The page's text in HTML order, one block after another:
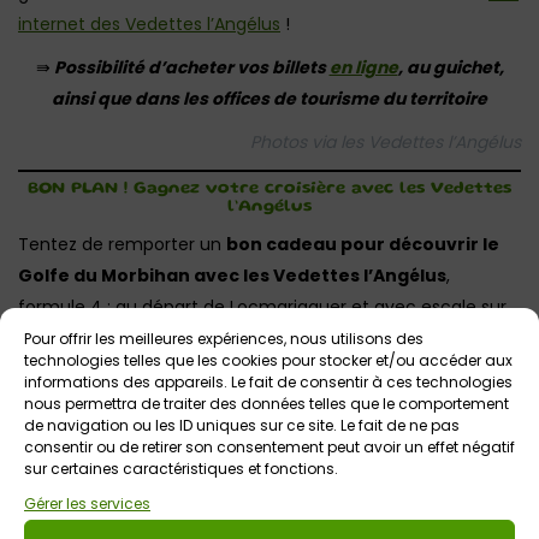
Pour offrir les meilleures expériences, nous utilisons des
technologies telles que les cookies pour stocker et/ou accéder aux
informations des appareils. Le fait de consentir à ces technologies
nous permettra de traiter des données telles que le comportement
de navigation ou les ID uniques sur ce site. Le fait de ne pas
consentir ou de retirer son consentement peut avoir un effet négatif
sur certaines caractéristiques et fonctions.
Gérer les services
internet des Vedettes l’Angélus !
⇛ Possibilité d’acheter vos billetsen ligne, au guichet,
ainsi que dans les offices de tourisme du territoire
Photos via les Vedettes l’Angélus
BON PLAN ! Gagnez votre croisière avec les Vedettes
l’Angélus
Tentez de remporter un bon cadeau pour découvrir le
Golfe du Morbihan avec les Vedettes l’Angélus,
formule 4 : au départ de Locmariaquer et avec escale sur
l’île aux Moines !
Pour participer, complétez le formulaire ci-après jusqu’au
31 mai 2026 minuit ! Bon valable pour une personne (valeur
26.50€) ! Le nom du gagnant sera publié ici et il recevra
son bon cadeau par courrier.
Jeu Terminé ! Félicitations à Louis Evanno, Ingrid Lainée !